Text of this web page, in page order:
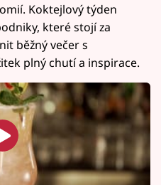
Koktejlový týden
které stojí za
běžný večer s
plný chutí a inspirace.